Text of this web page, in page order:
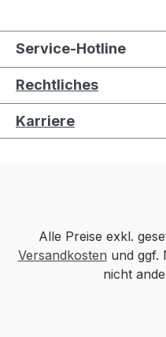
Service-Hotline
Rechtliches
Karriere
Alle Preise exkl.
Versandkosten und ggf.
nicht